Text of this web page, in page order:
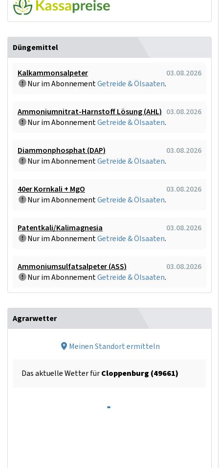
Düngemittel
Kalkammonsalpeter
03.08.2026
Nur im AbonnementGetreide & Ölsaaten.
Ammoniumnitrat-Harnstoff Lösung (AHL) 03.08.2026
Nur im AbonnementGetreide & Ölsaaten.
Diammonphosphat (DAP)
03.08.2026
Nur im AbonnementGetreide & Ölsaaten.
40er Kornkali + MgO
03.08.2026
Nur im AbonnementGetreide & Ölsaaten.
Patentkali/Kalimagnesia
03.08.2026
Nur im AbonnementGetreide & Ölsaaten.
Ammoniumsulfatsalpeter (ASS)
03.08.2026
Nur im AbonnementGetreide & Ölsaaten.
Agrarwetter
Meinen Standort ermitteln
Das aktuelle Wetter fürCloppenburg (49661)